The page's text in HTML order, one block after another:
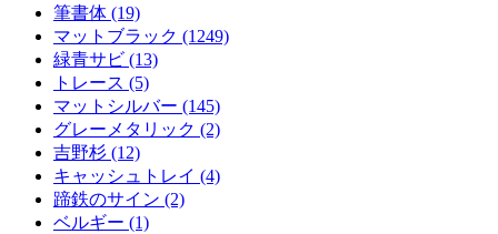
筆書体 (19)
マットブラック (1249)
緑青サビ (13)
トレース (5)
マットシルバー (145)
グレーメタリック (2)
吉野杉 (12)
キャッシュトレイ (4)
蹄鉄のサイン (2)
ベルギー (1)